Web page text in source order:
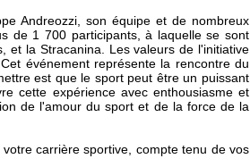
Andreozzi, son équipe et de nombreux
de 1 700 participants, à laquelle se sont
et la Stracanina. Les valeurs de l'initiative
événement représente la rencontre du
est que le sport peut être un puissant
cette expérience avec enthousiasme et
de l'amour du sport et de la force de la
carrière sportive, compte tenu de vos